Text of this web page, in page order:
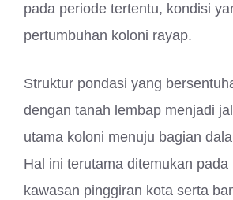
pada periode tertentu, kondisi
pertumbuhan koloni rayap.
Struktur pondasi yang
dengan tanah lembap menjadi
utama koloni menuju bagian
Hal ini terutama ditemukan pada
kawasan pinggiran kota serta